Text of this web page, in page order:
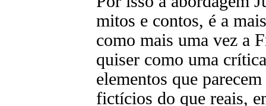
mitos e contos, é a
como mais uma vez a
quiser como uma
elementos que
fictícios do que reais,